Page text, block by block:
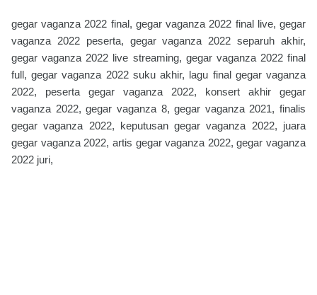
gegar vaganza 2022 final, gegar vaganza 2022 final live, gegar
vaganza 2022 peserta, gegar vaganza 2022 separuh akhir,
gegar vaganza 2022 live streaming, gegar vaganza 2022 final
full, gegar vaganza 2022 suku akhir, lagu final gegar vaganza
2022, peserta gegar vaganza 2022, konsert akhir gegar
vaganza 2022, gegar vaganza 8, gegar vaganza 2021, finalis
gegar vaganza 2022, keputusan gegar vaganza 2022, juara
gegar vaganza 2022, artis gegar vaganza 2022, gegar vaganza
2022 juri,